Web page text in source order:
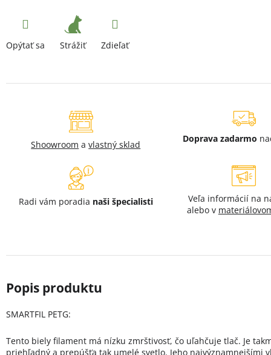
Opýtať sa Strážiť Zdieľať
Shoowroom avlastný sklad
Doprava zadarmo
Radi vám poradia naši špecialisti
Veľa informácií na
alebo v
SMARTFIL PETG:
Tento biely filament má nízku zmrštivosť, čo uľahčuje tlač. Je
priehľadný a prepúšťa tak umelé svetlo. Jeho najvýznamnejšími